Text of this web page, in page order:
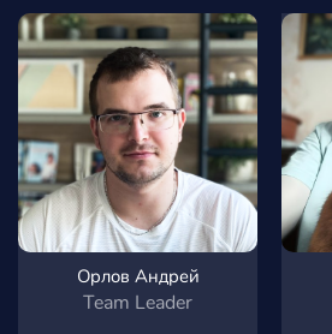
Орлов Андрей
Team Leader